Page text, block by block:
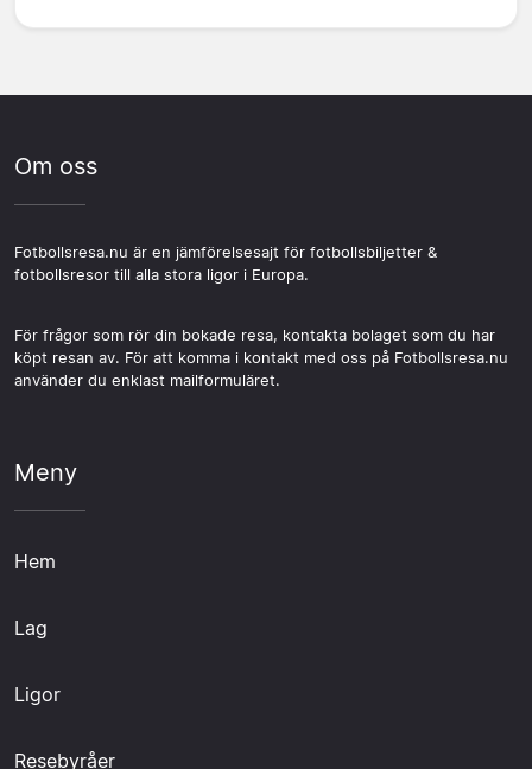
Om oss
Fotbollsresa.nu är en jämförelsesajt för fotbollsbiljetter &
fotbollsresor till alla stora ligor i Europa.
För frågor som rör din bokade resa, kontakta bolaget som du har
köpt resan av. För att komma i kontakt med oss på Fotbollsresa.nu
använder du enklast mailformuläret.
Meny
Hem
Lag
Ligor
Resebyråer